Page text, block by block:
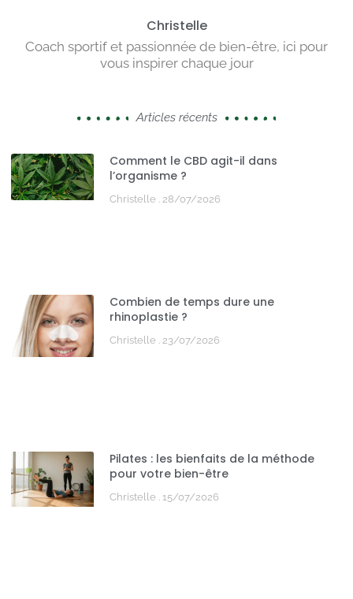
Christelle
Coach sportif et passionnée de bien-être, ici pour
vous inspirer chaque jour
Articles récents
Comment le CBD agit-il dans
l’organisme ?
Christelle 28/07/2026
Combien de temps dure une
rhinoplastie ?
Christelle 23/07/2026
Pilates : les bienfaits de la méthode
pour votre bien-être
Christelle 15/07/2026